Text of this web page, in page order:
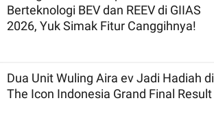
Berteknologi BEV dan REEV di GIIAS
2026, Yuk Simak Fitur Canggihnya!
Dua Unit Wuling Aira ev Jadi Hadiah di
The Icon Indonesia Grand Final Result